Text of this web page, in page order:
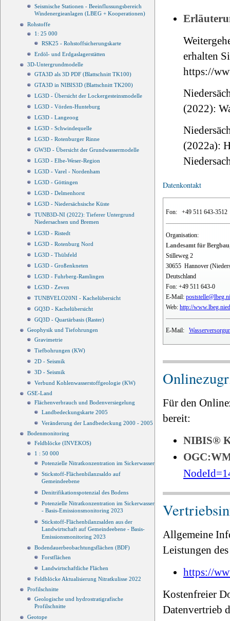
Seismische Stationen - Beeinflussungsbereich
Windenergieanlagen (LBEG + Kooperationen)
Rohstoffe
1: 25 000
RSK25 - Rohstoffsicherungskarte
Erdöl- und Erdgaslagerstätten
3D-Untergrundmodelle
GTA3D als 3D PDF (Blattschnitt TK100)
GTA3D in NIBIS3D (Blattschnitt TK200)
LG3D - Übersicht der Lockergesteinsmodelle
LG3D - Vörden-Hunteburg
LG3D - Langeoog
LG3D - Schwindequelle
LG3D - Rotenburger Rinne
GW3D - Übersicht der Grundwassermodelle
LG3D - Elbe-Weser-Region
LG3D - Varel - Nordenham
LG3D - Göttingen
LG3D - Delmenhorst
LG3D - Niedersächsische Küste
TUNB3D-NI (2022): Tieferer Untergrund
Niedersachsen und Bremen
LG3D - Ristedt
LG3D - Rotenburg Nord
LG3D - Thülsfeld
LG3D - Großenkneten
LG3D - Fuhrberg-Ramlingen
LG3D - Zeven
TUNBVELO20NI - Kachelübersicht
GQ3D - Kachelübersicht
GQ3D - Quartärbasis (Raster)
Geophysik und Tiefohrungen
Gravimetrie
Tiefbohrungen (KW)
2D - Seismik
3D - Seismik
Verbund Kohlenwasserstoffgeologie (KW)
GSE-Land
Flächenverbrauch und Bodenversiegelung
Landbedeckungskarte 2005
Veränderung der Landbedeckung 2000 - 2005
Bodenmonitoring
Feldblöcke (INVEKOS)
1 : 50 000
Potenzielle Nitratkonzentration im Sickerwasser
Stickstoff-Flächenbilanzsaldo auf
Gemeindeebene
Denitrifikationspotenzial des Bodens
Potenzielle Nitratkonzentration im Sickerwasser
- Basis-Emissionsmonitoring 2023
Stickstoff-Flächenbilanzsalden aus der
Landwirtschaft auf Gemeindeebene - Basis-
Emissionsmonitoring 2023
Bodendauerbeobachtungsflächen (BDF)
Forstflächen
Landwirtschaftliche Flächen
Feldblöcke Aktualisierung Nitratkulisse 2022
Profilschnitte
Geologische und hydrostratigrafische
Profilschnitte
Geotope
erhalten
https://
(2022):
(2022a):
Datenkontakt
Fon: +49 511 643-3512
Organisation:
Landesamt für
Stilleweg 2
30655 Hannover
Deutschland
Fon: +49 511 643-0
E-Mail:
Web: http://
E-Mail:
Für den
bereit:
NIBIS®
Allgemeine
Leistungen
https://
Kostenfreier
Datenvertrieb